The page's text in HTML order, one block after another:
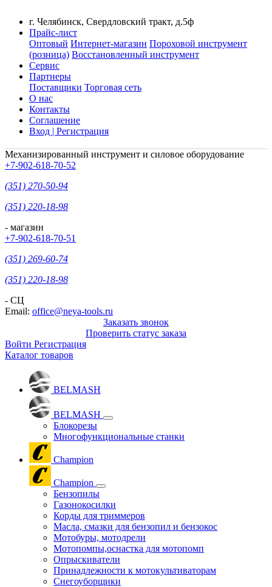
г. Челябинск, Свердловский тракт, д.5ф
Прайс-лист
Оптовый Интернет-магазин Пороховой инструмент
(розница) Восстановленный инструмент
Сервис
Партнеры
Поставщики Торговая сеть
О нас
Контакты
Соглашение
Вход | Регистрация
Механизированный инструмент и силовое оборудование
+7-902-618-70-52
(351) 270-50-94
(351) 220-18-98
- магазин
+7-902-618-70-51
(351) 269-60-74
(351) 220-18-98
- СЦ
Email: office@neya-tools.ru
Заказать звонок
Проверить статус заказа
Войти Регистрация
Каталог товаров
BELMASH
BELMASH
Блокорезы
Многофункциональные станки
Champion
Champion
Бензопилы
Газонокосилки
Корды для триммеров
Масла, смазки для бензопил и бензокос
Мотобуры, мотодрели
Мотопомпы,оснастка для мотопомп
Опрыскиватели
Принадлежности к мотокультиваторам
Снегоуборщики